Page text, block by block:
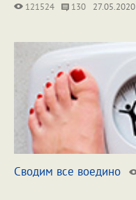
121524 130 27.05.2020
Сводим все воедино